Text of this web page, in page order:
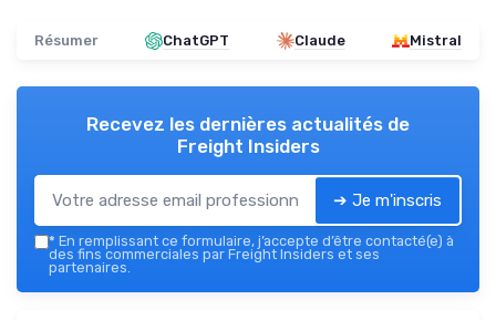
Résumer ChatGPT Claude Mistral
Recevez les dernières actualités de
Freight Insiders
➔ Je m'inscris
* En remplissant ce formulaire, j’accepte d’être contacté(e) à
des fins commerciales par Freight Insiders et ses
partenaires.